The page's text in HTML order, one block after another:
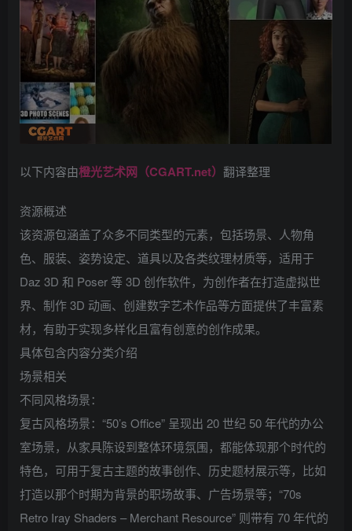
以下内容由橙光艺术网（CGART.net） 翻译整理
资源概述
该资源包涵盖了众多不同类型的元素，包括场景、人物角
色、服装、姿势设定、道具以及各类纹理材质等，适用于
Daz 3D 和 Poser 等 3D 创作软件，为创作者在打造虚拟世
界、制作 3D 动画、创建数字艺术作品等方面提供了丰富素
材，有助于实现多样化且富有创意的创作成果。
具体包含内容分类介绍
场景相关
不同风格场景：
复古风格场景：“50’s Office” 呈现出 20 世纪 50 年代的办公
室场景，从家具陈设到整体环境氛围，都能体现那个时代的
特色，可用于复古主题的故事创作、历史题材展示等，比如
打造以那个时期为背景的职场故事、广告场景等；“70s
Retro Iray Shaders – Merchant Resource” 则带有 70 年代的